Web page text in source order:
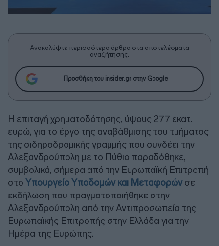
Ανακαλύψτε περισσότερα άρθρα στα αποτελέσματα
αναζήτησης.
Προσθήκη του insider.gr στην Google
Η επιταγή χρηματοδότησης, ύψους 277 εκατ.
ευρώ, για το έργο της αναβάθμισης του τμήματος
της σιδηροδρομικής γραμμής που συνδέει την
Αλεξανδρούπολη με το Πύθιο παραδόθηκε,
συμβολικά, σήμερα από την Ευρωπαϊκή Επιτροπή
στο Υπουργείο Υποδομών και Μεταφορώνσε
εκδήλωση που πραγματοποιήθηκε στην
Αλεξανδρούπολη από την Αντιπροσωπεία της
Ευρωπαϊκής Επιτροπής στην Ελλάδα για την
Ημέρα της Ευρώπης.